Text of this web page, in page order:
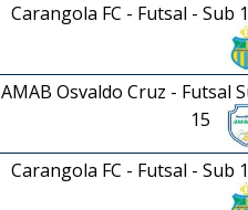
Carangola FC - Futsal - Sub
AMAB Osvaldo Cruz - Futsal
15
Carangola FC - Futsal - Sub